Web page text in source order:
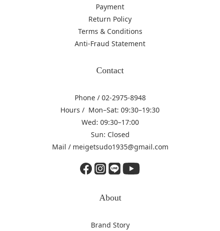
Payment
Return Policy
Terms & Conditions
Anti-Fraud Statement
Contact
Phone / 02-2975-8948
Hours / Mon–Sat: 09:30–19:30
Wed: 09:30–17:00
Sun: Closed
Mail / meigetsudo1935@gmail.com
About
Brand Story